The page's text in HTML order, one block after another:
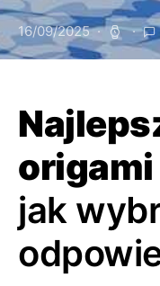
16/09/2025
jak